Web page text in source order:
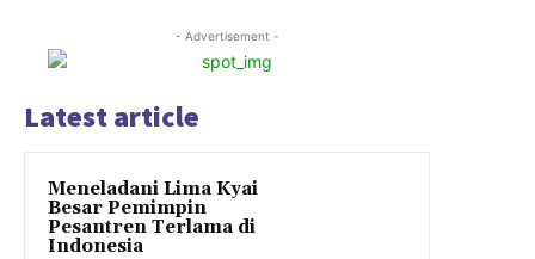
- Advertisement -
Latest article
Meneladani Lima Kyai
Besar Pemimpin
Pesantren Terlama di
Indonesia